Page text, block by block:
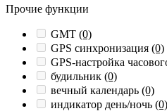
Прочие функции
GMT (0)
GPS синхронизация (0)
GPS-настройка
будильник (0)
вечный календарь (0)
индикатор день/ночь (0)